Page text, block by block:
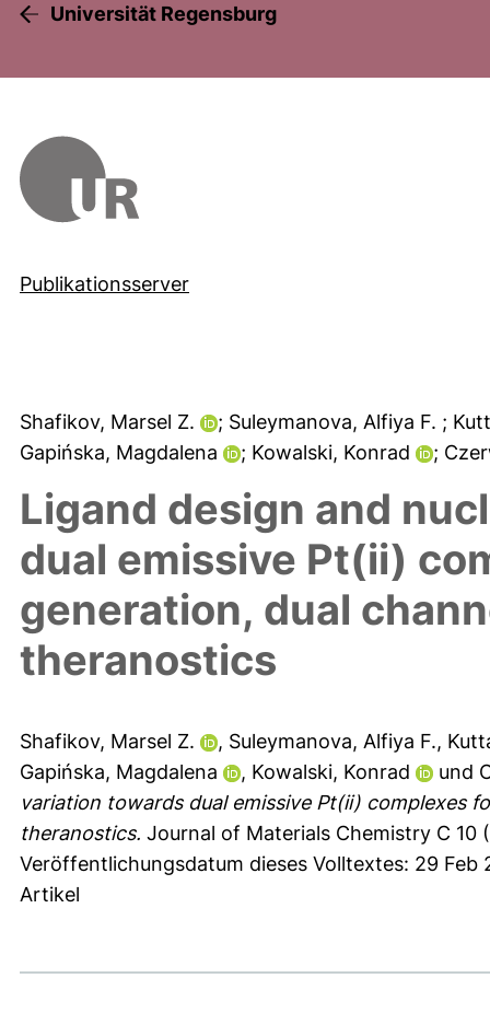
Universität Regensburg
Publikationsserver
Shafikov, Marsel Z. ; Suleymanova, Alfiya F. ;
Gapińska, Magdalena
; Kowalski, Konrad ;
Ligand design and
dual emissive Pt(ii)
generation, dual
theranostics
Shafikov, Marsel Z. , Suleymanova, Alfiya F.,
Gapińska, Magdalena
, Kowalski, Konrad und
variation towards dual emissive Pt(ii) complexes
theranostics. Journal of Materials Chemistry C 10
Veröffentlichungsdatum dieses Volltextes: 29 Feb
Artikel